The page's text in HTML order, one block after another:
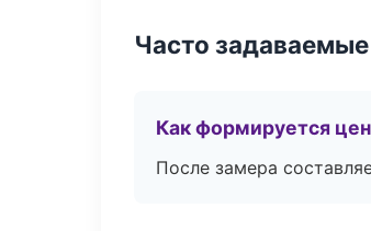
Часто
Как формируется
После замера